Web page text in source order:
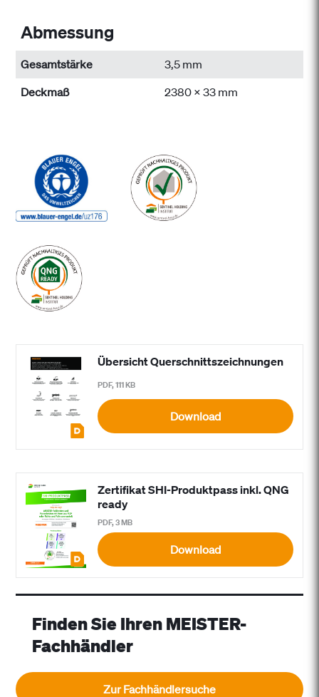
Abmessung
Gesamtstärke
3,5 mm
Deckmaß
2380 x 33 mm
Übersicht Querschnittszeichnungen
PDF, 111 KB
Download
Zertifikat SHI-Produktpass inkl. QNG
ready
PDF, 3 MB
Download
Finden Sie Ihren MEISTER-
Fachhändler
Zur Fachhändlersuche